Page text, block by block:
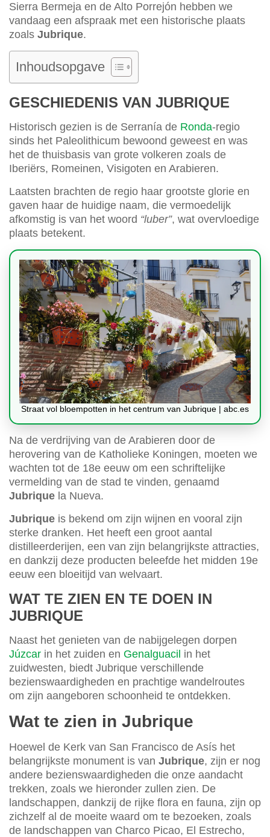
Sierra Bermeja en de Alto Porrejón hebben we
vandaag een afspraak met een historische plaats
zoals Jubrique.
Inhoudsopgave
GESCHIEDENIS VAN JUBRIQUE
Historisch gezien is de Serranía de Ronda-regio
sinds het Paleolithicum bewoond geweest en was
het de thuisbasis van grote volkeren zoals de
Iberiërs, Romeinen, Visigoten en Arabieren.
Laatsten brachten de regio haar grootste glorie en
gaven haar de huidige naam, die vermoedelijk
afkomstig is van het woord “luber”, wat overvloedige
plaats betekent.
Straat vol bloempotten in het centrum van Jubrique | abc.es
Na de verdrijving van de Arabieren door de
herovering van de Katholieke Koningen, moeten we
wachten tot de 18e eeuw om een schriftelijke
vermelding van de stad te vinden, genaamd
Jubrique la Nueva.
Jubrique is bekend om zijn wijnen en vooral zijn
sterke dranken. Het heeft een groot aantal
distilleerderijen, een van zijn belangrijkste attracties,
en dankzij deze producten beleefde het midden 19e
eeuw een bloeitijd van welvaart.
WAT TE ZIEN EN TE DOEN IN
JUBRIQUE
Naast het genieten van de nabijgelegen dorpen
Júzcar in het zuiden en Genalguacil in het
zuidwesten, biedt Jubrique verschillende
bezienswaardigheden en prachtige wandelroutes
om zijn aangeboren schoonheid te ontdekken.
Wat te zien in Jubrique
Hoewel de Kerk van San Francisco de Asís het
belangrijkste monument is van Jubrique, zijn er nog
andere bezienswaardigheden die onze aandacht
trekken, zoals we hieronder zullen zien. De
landschappen, dankzij de rijke flora en fauna, zijn op
zichzelf al de moeite waard om te bezoeken, zoals
de landschappen van Charco Picao, El Estrecho,